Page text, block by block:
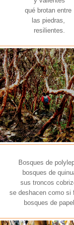
qué brotan entre
las piedras,
resilientes.
Bosques de
bosques de
sus troncos
se deshacen como si
bosques de papel.